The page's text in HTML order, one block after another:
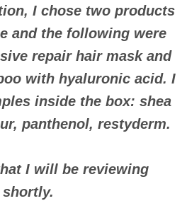
I chose two products
and the following were
repair hair mask and
with hyaluronic acid. I
inside the box: shea
panthenol, restyderm.
I will be reviewing
shortly.